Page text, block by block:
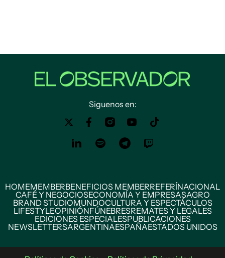
Siguenos en:
HOMEMEMBERBENEFICIOS MEMBERREFERÍNACIONAL
CAFÉ Y NEGOCIOSECONOMÍA Y EMPRESASAGRO
BRAND STUDIOMUNDOCULTURA Y ESPECTÁCULOS
LIFESTYLEOPINIÓNFÚNEBRESREMATES Y LEGALES
EDICIONES ESPECIALESPUBLICACIONES
NEWSLETTERSARGENTINAESPAÑAESTADOS UNIDOS